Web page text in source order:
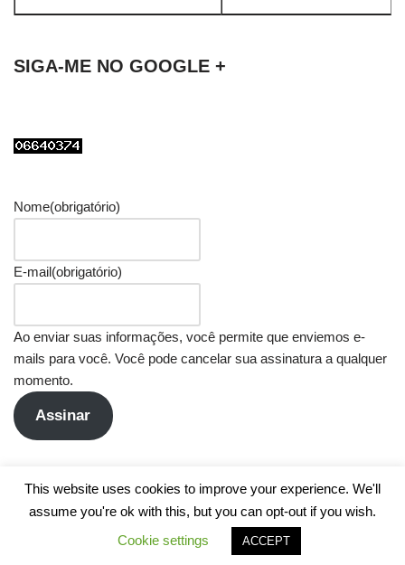
SIGA-ME NO GOOGLE +
Nome(obrigatório)
E-mail(obrigatório)
Ao enviar suas informações, você permite que enviemos e-
mails para você. Você pode cancelar sua assinatura a qualquer
momento.
Assinar
This website uses cookies to improve your experience. We'll
assume you're ok with this, but you can opt-out if you wish.
Cookie settings
ACCEPT